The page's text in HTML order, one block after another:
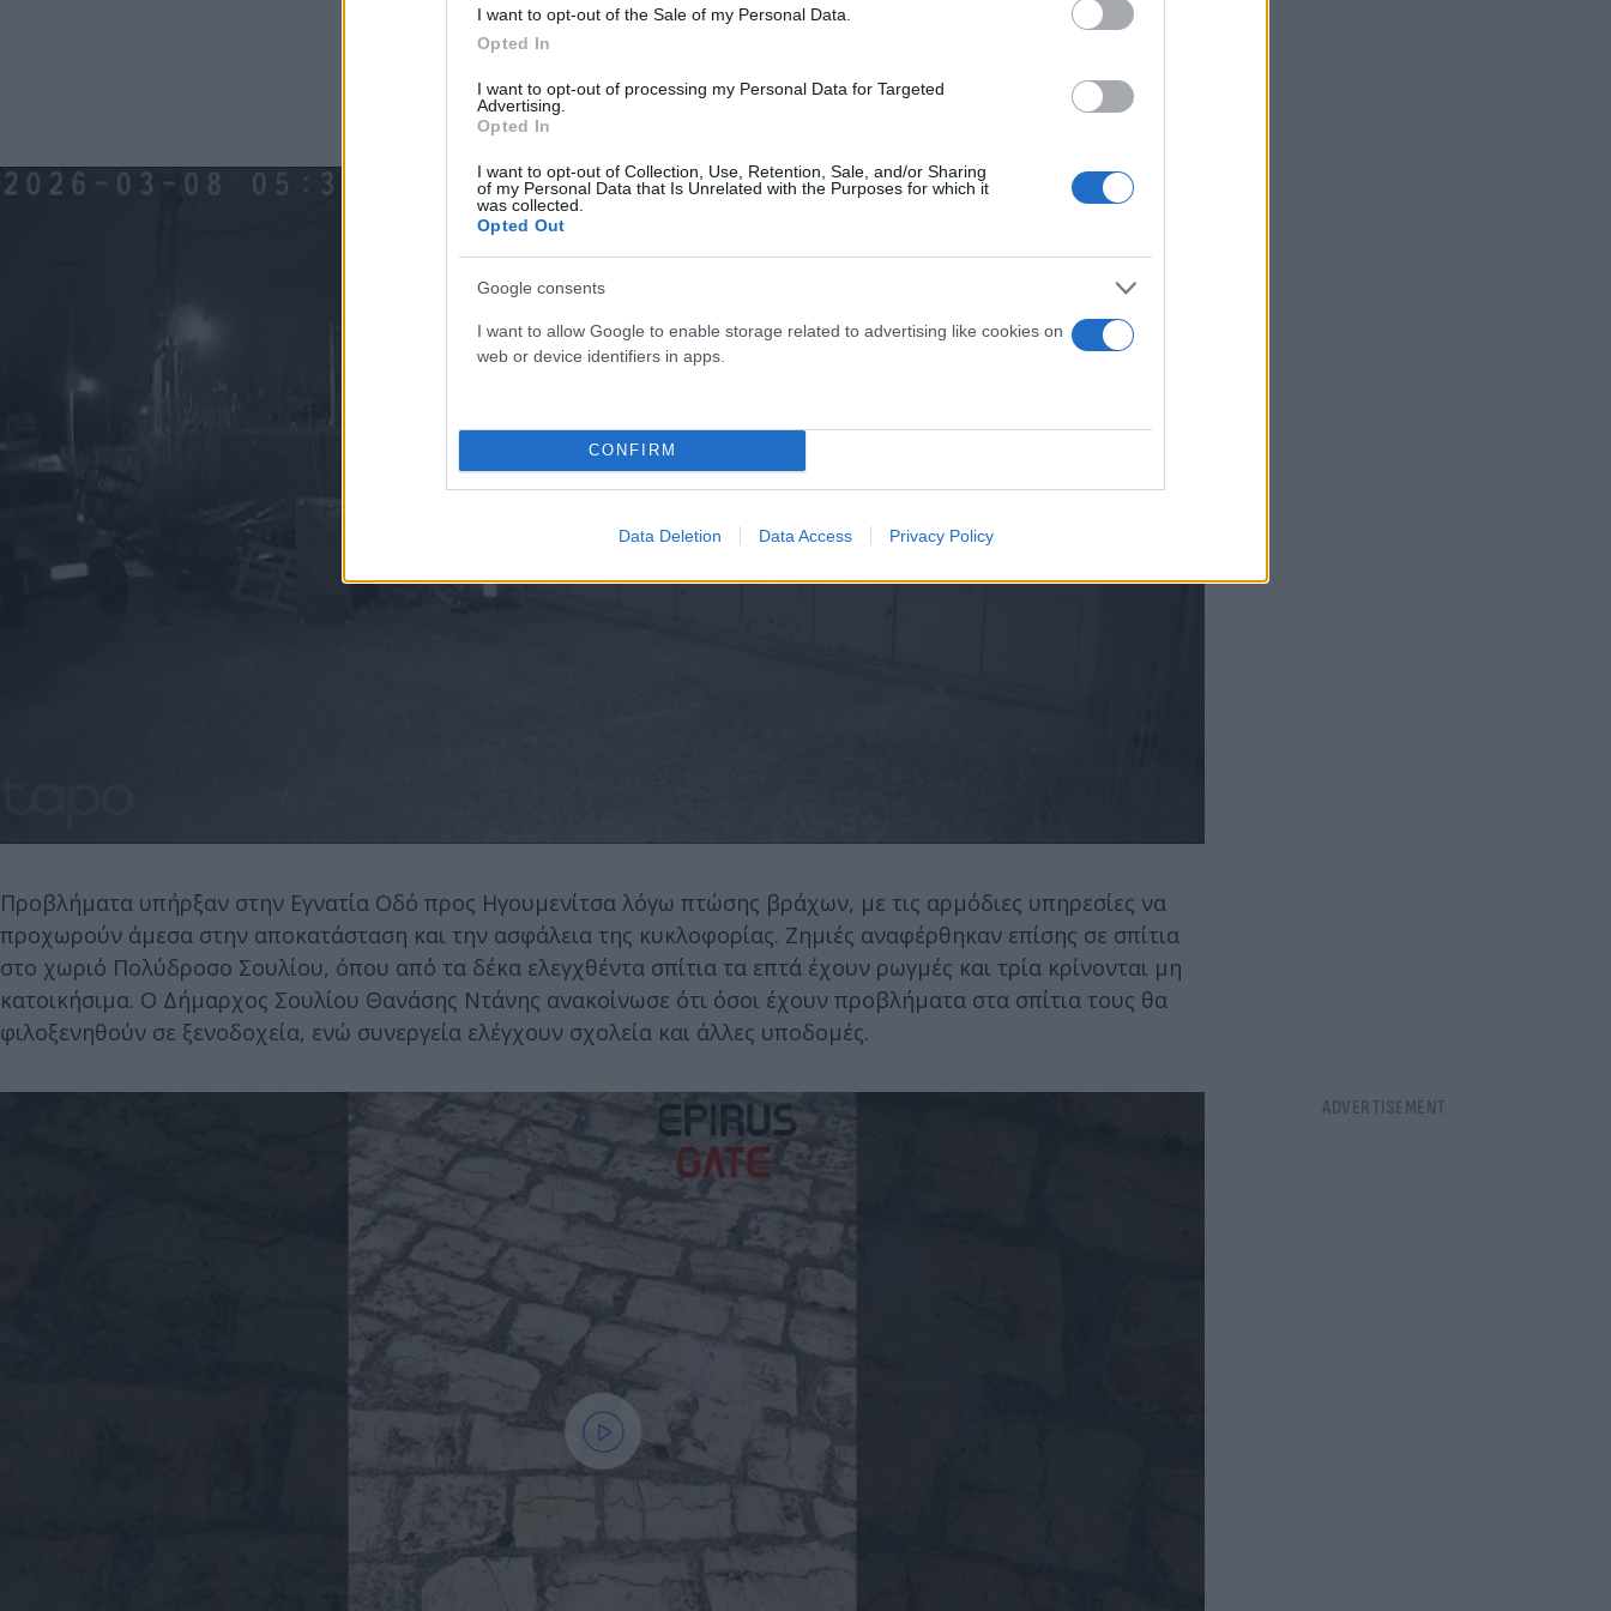
I want to opt-out of the Sale of my Personal Data.
Opted In
I want to opt-out of processing my Personal Data for Targeted
Advertising.
Opted In
I want to opt-out of Collection, Use, Retention, Sale, and/or Sharing
of my Personal Data that Is Unrelated with the Purposes for which it
was collected.
Opted Out
Google consents
I want to allow Google to enable storage related to advertising like cookies on
web or device identifiers in apps.
CONFIRM
Data Deletion Data Access Privacy Policy
Προβλήματα υπήρξαν στην Εγνατία Οδό προς Ηγουμενίτσα λόγω πτώσης βράχων, με τις αρμόδιες υπηρεσίες να
προχωρούν άμεσα στην αποκατάσταση και την ασφάλεια της κυκλοφορίας. Ζημιές αναφέρθηκαν επίσης σε σπίτια
στο χωριό Πολύδροσο Σουλίου, όπου από τα δέκα ελεγχθέντα σπίτια τα επτά έχουν ρωγμές και τρία κρίνονται μη
κατοικήσιμα. Ο Δήμαρχος Σουλίου Θανάσης Ντάνης ανακοίνωσε ότι όσοι έχουν προβλήματα στα σπίτια τους θα
φιλοξενηθούν σε ξενοδοχεία, ενώ συνεργεία ελέγχουν σχολεία και άλλες υποδομές.